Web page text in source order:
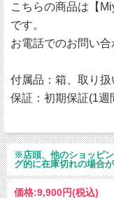
こちらの商品は【
です。
お電話でのお問い合
付属品：箱、取り扱
保証：初期保証(1週
※店頭、他のショッピ
グ的に在庫切れの場合が
価格:9,900円(税込)